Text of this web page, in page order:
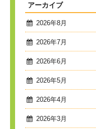
アーカイブ
2026年8月
2026年7月
2026年6月
2026年5月
2026年4月
2026年3月